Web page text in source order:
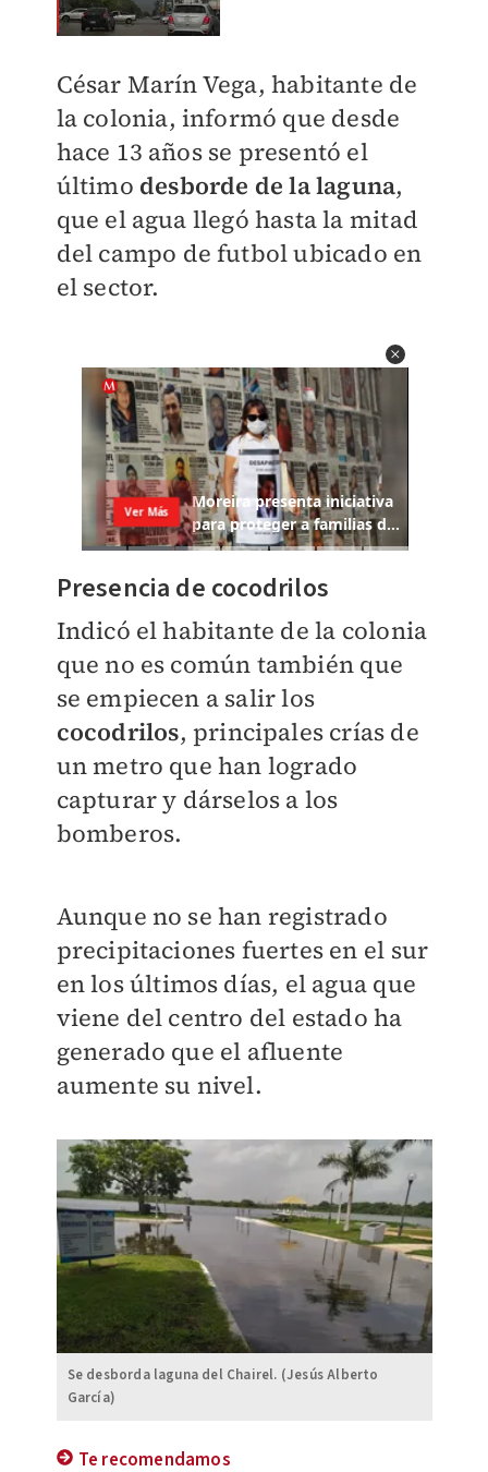
César Marín Vega, habitante de
la colonia, informó que desde
hace 13 años se presentó el
último desborde de la laguna,
que el agua llegó hasta la mitad
del campo de futbol ubicado en
el sector.
Presencia de cocodrilos
Indicó el habitante de la colonia
que no es común también que
se empiecen a salir los
cocodrilos, principales crías de
un metro que han logrado
capturar y dárselos a los
bomberos.
Aunque no se han registrado
precipitaciones fuertes en el sur
en los últimos días, el agua que
viene del centro del estado ha
generado que el afluente
aumente su nivel.
Se desborda laguna del Chairel. (Jesús Alberto
García)
Te recomendamos